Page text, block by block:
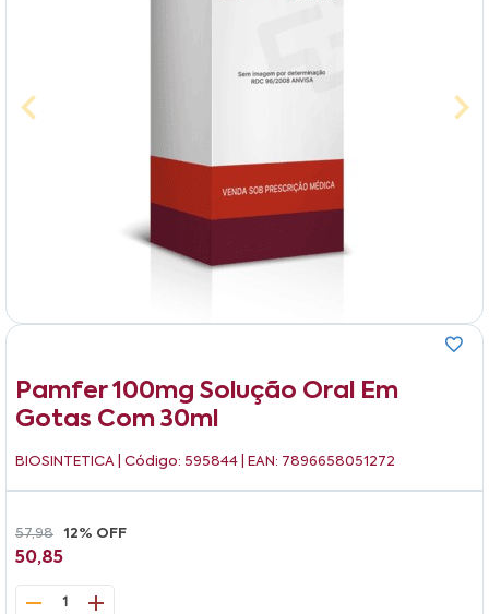
Pamfer 100mg Solução Oral Em
Gotas Com 30ml
BIOSINTETICA | Código: 595844 | EAN: 7896658051272
57,98 12% OFF
50,85
1